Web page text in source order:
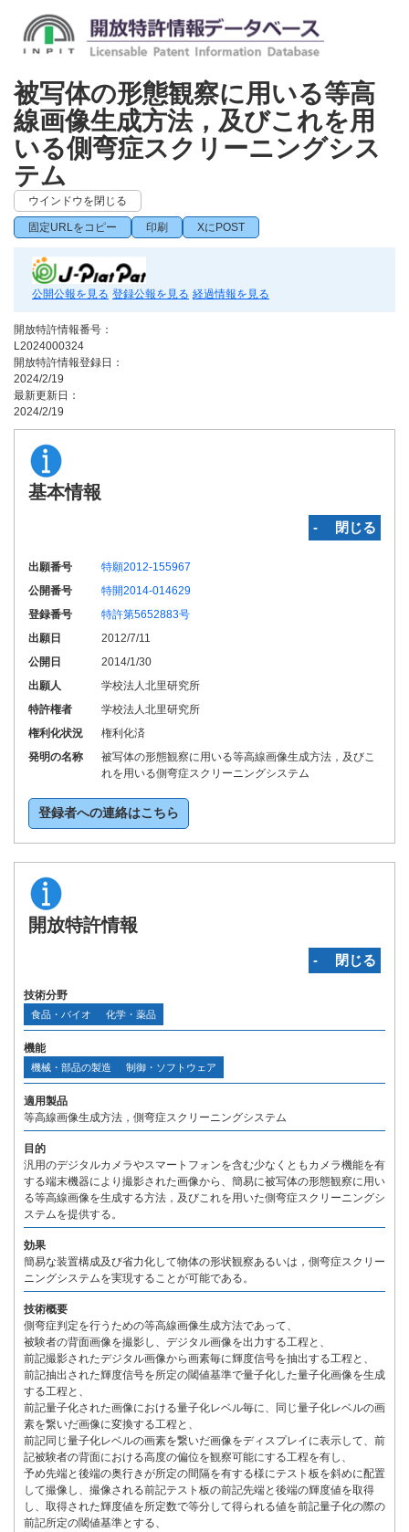
被写体の形態観察に用いる等高
線画像生成方法，及びこれを用
いる側弯症スクリーニングシス
テム
ウインドウを閉じる
固定URLをコピー 印刷 XにPOST
公開公報を見る 登録公報を見る 経過情報を見る
開放特許情報番号：
L2024000324
開放特許情報登録日：
2024/2/19
最新更新日：
2024/2/19
基本情報
‐ 閉じる
出願番号
特願2012-155967
公開番号
特開2014-014629
登録番号
特許第5652883号
出願日
2012/7/11
公開日
2014/1/30
出願人
学校法人北里研究所
特許権者
学校法人北里研究所
権利化状況
権利化済
発明の名称
被写体の形態観察に用いる等高線画像生成方法，及びこ
れを用いる側弯症スクリーニングシステム
登録者への連絡はこちら
開放特許情報
‐ 閉じる
技術分野
食品・バイオ 化学・薬品
機能
機械・部品の製造 制御・ソフトウェア
適用製品
等高線画像生成方法，側弯症スクリーニングシステム
目的
汎用のデジタルカメラやスマートフォンを含む少なくともカメラ機能を有
する端末機器により撮影された画像から、簡易に被写体の形態観察に用い
る等高線画像を生成する方法，及びこれを用いた側弯症スクリーニングシ
ステムを提供する。
効果
簡易な装置構成及び省力化して物体の形状観察あるいは，側弯症スクリー
ニングシステムを実現することが可能である。
技術概要
側弯症判定を行うための等高線画像生成方法であって、
被験者の背面画像を撮影し、デジタル画像を出力する工程と、
前記撮影されたデジタル画像から画素毎に輝度信号を抽出する工程と、
前記抽出された輝度信号を所定の閾値基準で量子化した量子化画像を生成
する工程と、
前記量子化された画像における量子化レベル毎に、同じ量子化レベルの画
素を繋いだ画像に変換する工程と、
前記同じ量子化レベルの画素を繋いだ画像をディスプレイに表示して、前
記被験者の背面における高度の偏位を観察可能にする工程を有し、
予め先端と後端の奥行きが所定の間隔を有する様にテスト板を斜めに配置
して撮像し、撮像される前記テスト板の前記先端と後端の輝度値を取得
し、取得された輝度値を所定数で等分して得られる値を前記量子化の際の
前記所定の閾値基準とする、